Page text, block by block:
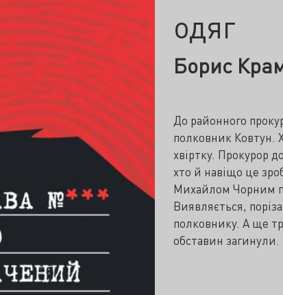
одяг
Борис
До районного
полковник Ковтун.
хвіртку. Прокурор
хто й навіщо це
Михайлом Чорним
Виявляється,
полковнику. А ще
обставин загинули.